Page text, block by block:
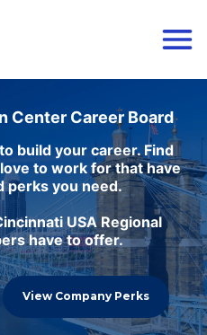
Center Career Board
build your career. Find
to work for that have
perks you need.
USA Regional
have to offer.
View Company Perks